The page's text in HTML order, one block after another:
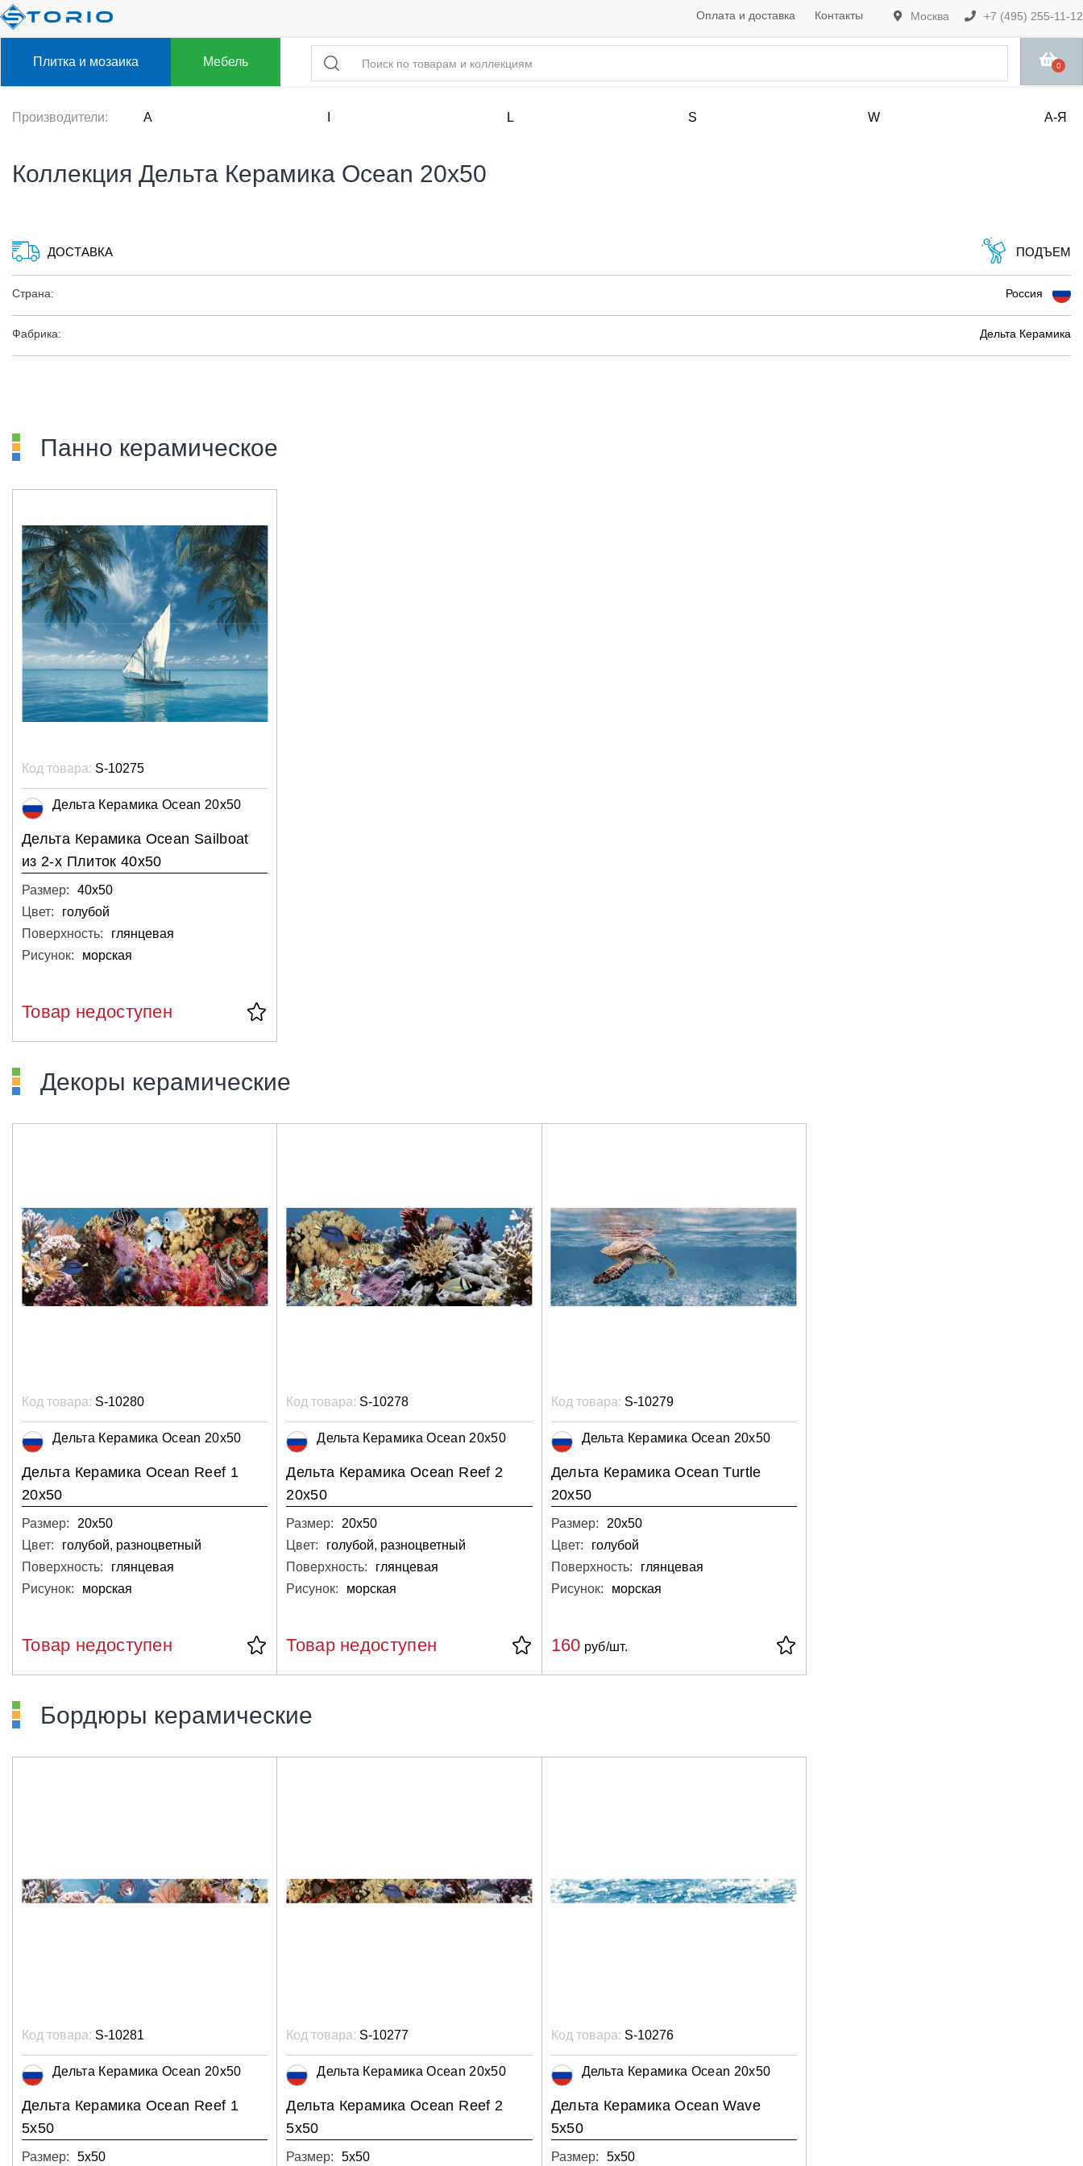
Москва +7 (495) 255-11-12
Оплата и доставка Контакты
Плитка и мозаика Мебель 0
Производители: A L S W А-Я
Коллекция Дельта Керамика Ocean 20x50
ДОСТАВКА ПОДЪЕМ
Страна: Россия
Фабрика: Дельта Керамика
Панно керамическое
Код товара: S-10275
Дельта Керамика Ocean 20x50
Дельта Керамика Ocean Sailboat
из 2-х Плиток 40x50
Размер:
40х50
Цвет:
голубой
Поверхность:
глянцевая
Рисунок:
морская
Товар недоступен
Декоры керамические
Код товара: S-10280
Дельта Керамика Ocean 20x50
Дельта Керамика Ocean Reef 1
20x50
Размер:
20х50
Цвет:
голубой, разноцветный
Поверхность:
глянцевая
Рисунок:
морская
Товар недоступен
Код товара: S-10278
Дельта Керамика Ocean 20x50
Дельта Керамика Ocean Reef 2
20x50
Размер:
20х50
Цвет:
голубой, разноцветный
Поверхность:
глянцевая
Рисунок:
морская
Товар недоступен
Код товара: S-10279
Дельта Керамика Ocean 20x50
Дельта Керамика Ocean Turtle
20x50
Размер:
20х50
Цвет:
голубой
Поверхность:
глянцевая
Рисунок:
морская
160 руб/шт.
Бордюры керамические
Код товара: S-10281
Дельта Керамика Ocean 20x50
Дельта Керамика Ocean Reef 1
5x50
Размер:
5х50
Код товара: S-10277
Дельта Керамика Ocean 20x50
Дельта Керамика Ocean Reef 2
5x50
Размер:
5х50
Код товара: S-10276
Дельта Керамика Ocean 20x50
Дельта Керамика Ocean Wave
5x50
Размер:
5х50